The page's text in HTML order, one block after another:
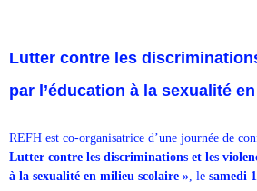
Lutter contre les
par l’éducation à la sexualité
REFH est co-organisatrice d’une journée de
Lutter contre les discriminations et les
à la sexualité en milieu scolaire », le samedi